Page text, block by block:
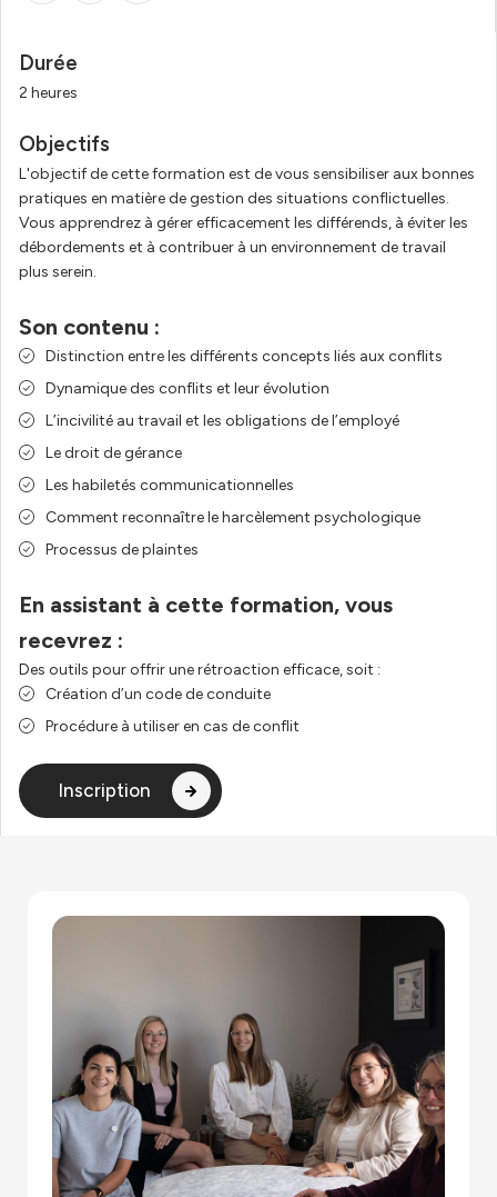
Durée
2 heures
Objectifs
L'objectif de cette formation est de vous sensibiliser aux bonnes
pratiques en matière de gestion des situations conflictuelles.
Vous apprendrez à gérer efficacement les différends, à éviter les
débordements et à contribuer à un environnement de travail
plus serein.
Son contenu :
Distinction entre les différents concepts liés aux conflits
Dynamique des conflits et leur évolution
L’incivilité au travail et les obligations de l’employé
Le droit de gérance
Les habiletés communicationnelles
Comment reconnaître le harcèlement psychologique
Processus de plaintes
En assistant à cette formation, vous
recevrez :
Des outils pour offrir une rétroaction efficace, soit :
Création d’un code de conduite
Procédure à utiliser en cas de conflit
Inscription